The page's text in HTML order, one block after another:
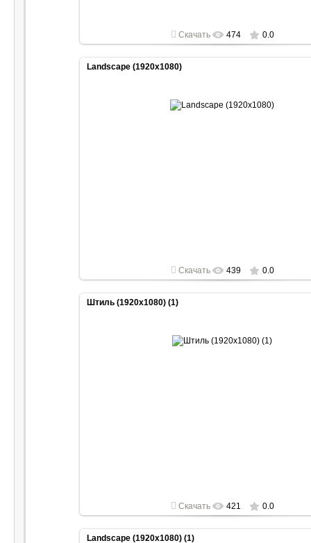
Скачать 474 0.0
Landscape (1920x1080)
Скачать 439 0.0
Штиль (1920x1080) (1)
Скачать 421 0.0
Landscape (1920x1080) (1)